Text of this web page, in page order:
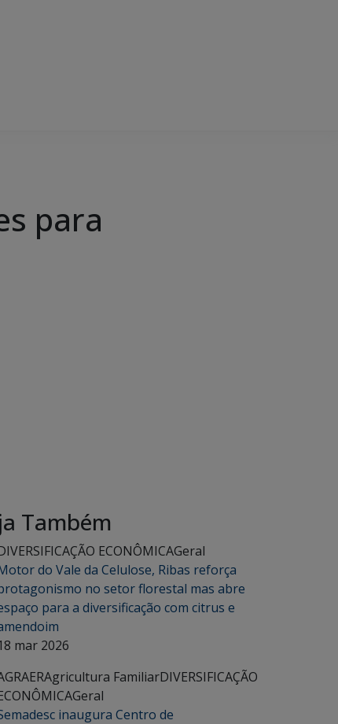
para
Também
ECONÔMICAGeral
do Vale da Celulose, Ribas reforça
no setor florestal mas abre
para a diversificação com citrus e
mar 2026
Agricultura FamiliarDIVERSIFICAÇÃO
Geral
inaugura Centro de